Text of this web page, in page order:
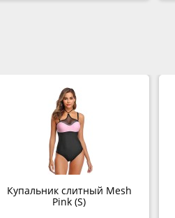
Купальник слитный Mesh
Pink (S)